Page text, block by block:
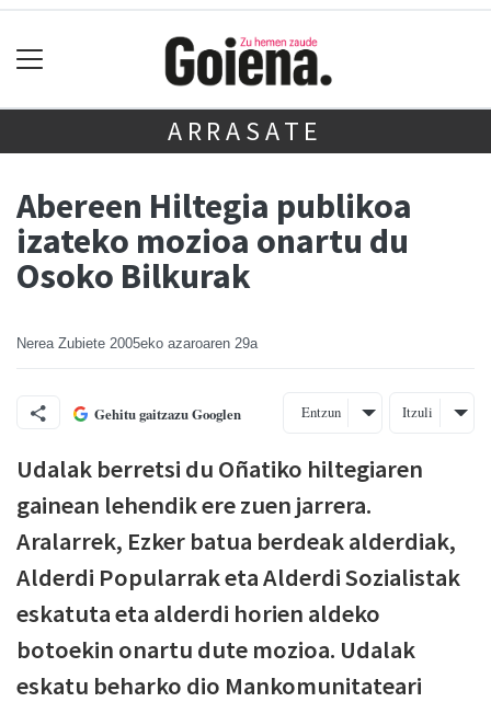
ARRASATE
Abereen Hiltegia publikoa
izateko mozioa onartu du
Osoko Bilkurak
Nerea Zubiete 2005eko azaroaren 29a
Gehitu gaitzazu Googlen Entzun Itzuli
Udalak berretsi du Oñatiko hiltegiaren
gainean lehendik ere zuen jarrera.
Aralarrek, Ezker batua berdeak alderdiak,
Alderdi Popularrak eta Alderdi Sozialistak
eskatuta eta alderdi horien aldeko
botoekin onartu dute mozioa. Udalak
eskatu beharko dio Mankomunitateari